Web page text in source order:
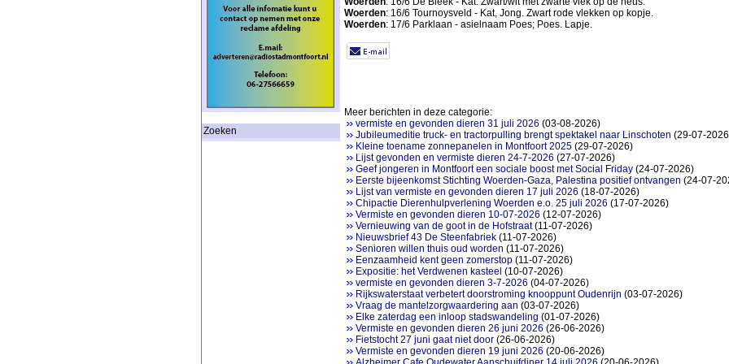
Zoeken
Woerden: 16/6 Tournoysveld - Kat, Jong. Zwart rode vlekken op kopje.
Woerden: 17/6 Parklaan - asielnaam Poes; Poes. Lapje.
Meer berichten in deze categorie:
vermiste en gevonden dieren 31 juli 2026 (03-08-2026)
Jubileumeditie truck- en tractorpulling brengt spektakel naar Linschoten (29-07-
Kleine toename zonnepanelen in Montfoort 2025(29-07-2026)
Lijst gevonden en vermiste dieren 24-7-2026 (27-07-2026)
Geef jongeren in Montfoort een sociale boost met Social Friday(24-07-2026)
Eerste bijeenkomst Stichting Woerden-Gaza, Palestina positief ontvangen (24-07-
Lijst van vermiste en gevonden dieren 17 juli 2026 (18-07-2026)
Chipactie Dierenhulpverlening Woerden e.o. 25 juli 2026 (17-07-2026)
Vermiste en gevonden dieren 10-07-2026 (12-07-2026)
Vernieuwing van de goot in de Hofstraat(11-07-2026)
Nieuwsbrief 43 De Steenfabriek(11-07-2026)
Senioren willen thuis oud worden (11-07-2026)
Eenzaamheid kent geen zomerstop(11-07-2026)
Expositie: het Verdwenen kasteel (10-07-2026)
vermiste en gevonden dieren 3-7-2026 (04-07-2026)
Rijkswaterstaat verbetert doorstroming knooppunt Oudenrijn (03-07-2026)
Vraag de mantelzorgwaardering aan (03-07-2026)
Elke zaterdag een inloop stadswandeling (01-07-2026)
Vermiste en gevonden dieren 26 juni 2026 (26-06-2026)
Fietstocht 27 juni gaat niet door(26-06-2026)
Vermiste en gevonden dieren 19 juni 2026 (20-06-2026)